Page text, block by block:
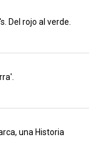
Del rojo al verde.
una Historia